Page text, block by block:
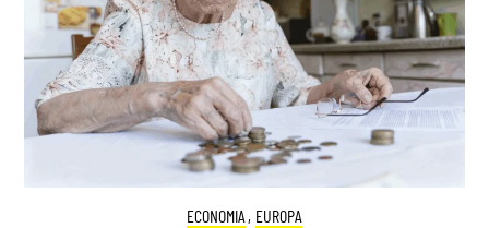
ECONOMIA , EUROPA